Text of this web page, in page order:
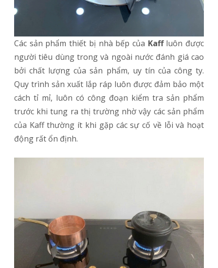
Các sản phẩm thiết bị nhà bếp của Kaffluôn được
người tiêu dùng trong và ngoài nước đánh giá cao
bởi chất lượng của sản phẩm, uy tín của công ty.
Quy trình sản xuất lắp ráp luôn được đảm bảo một
cách tỉ mỉ, luôn có công đoạn kiểm tra sản phẩm
trước khi tung ra thị trường nhờ vậy các sản phẩm
của Kaff thường ít khi gặp các sự cố về lỗi và hoạt
động rất ổn định.